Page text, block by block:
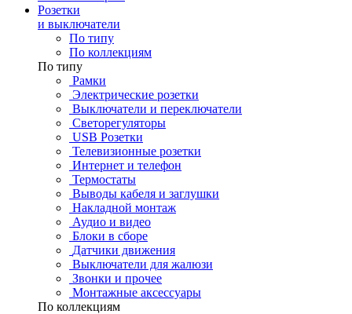
Розетки
и выключатели
По типу
По коллекциям
По типу
Рамки
Электрические розетки
Выключатели и переключатели
Светорегуляторы
USB Розетки
Телевизионные розетки
Интернет и телефон
Термостаты
Выводы кабеля и заглушки
Накладной монтаж
Аудио и видео
Блоки в сборе
Датчики движения
Выключатели для жалюзи
Звонки и прочее
Монтажные аксессуары
По коллекциям